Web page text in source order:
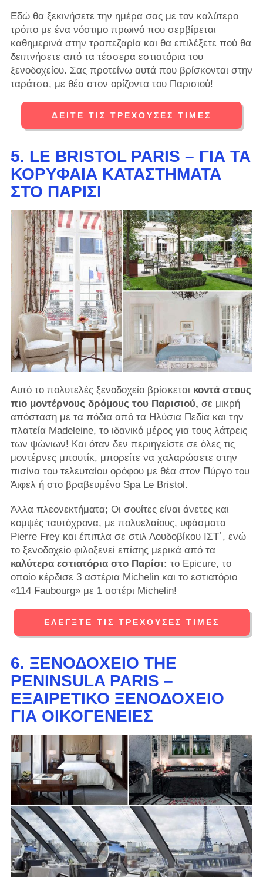
Εδώ θα ξεκινήσετε την ημέρα σας με τον καλύτερο
τρόπο με ένα νόστιμο πρωινό που σερβίρεται
καθημερινά στην τραπεζαρία και θα επιλέξετε πού θα
δειπνήσετε από τα τέσσερα εστιατόρια του
ξενοδοχείου. Σας προτείνω αυτά που βρίσκονται στην
ταράτσα, με θέα στον ορίζοντα του Παρισιού!
ΔΕΊΤΕ ΤΙΣ ΤΡΈΧΟΥΣΕΣ ΤΙΜΈΣ
5. LE BRISTOL PARIS – ΓΙΑ ΤΑ
ΚΟΡΥΦΑΊΑ ΚΑΤΑΣΤΉΜΑΤΑ
ΣΤΟ ΠΑΡΊΣΙ
Αυτό το πολυτελές ξενοδοχείο βρίσκεται κοντά στους
πιο μοντέρνους δρόμους του Παρισιού, σε μικρή
απόσταση με τα πόδια από τα Ηλύσια Πεδία και την
πλατεία Madeleine, το ιδανικό μέρος για τους λάτρεις
των ψώνιων! Και όταν δεν περιηγείστε σε όλες τις
μοντέρνες μπουτίκ, μπορείτε να χαλαρώσετε στην
πισίνα του τελευταίου ορόφου με θέα στον Πύργο του
Άιφελ ή στο βραβευμένο Spa Le Bristol.
Άλλα πλεονεκτήματα; Οι σουίτες είναι άνετες και
κομψές ταυτόχρονα, με πολυελαίους, υφάσματα
Pierre Frey και έπιπλα σε στιλ Λουδοβίκου ΙΣΤ΄, ενώ
το ξενοδοχείο φιλοξενεί επίσης μερικά από τα
καλύτερα εστιατόρια στο Παρίσι: το Epicure, το
οποίο κέρδισε 3 αστέρια Michelin και το εστιατόριο
«114 Faubourg» με 1 αστέρι Michelin!
ΕΛΈΓΞΤΕ ΤΙΣ ΤΡΈΧΟΥΣΕΣ ΤΙΜΈΣ
6. ΞΕΝΟΔΟΧΕΊΟ THE
PENINSULA PARIS –
ΕΞΑΙΡΕΤΙΚΌ ΞΕΝΟΔΟΧΕΊΟ
ΓΙΑ ΟΙΚΟΓΈΝΕΙΕΣ